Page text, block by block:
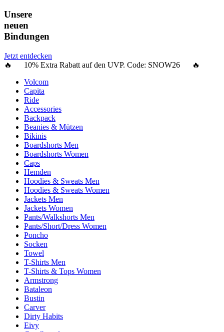
Unsere
neuen
Bindungen
Jetzt entdecken
🔥 10% Extra Rabatt auf den UVP. Code: SNOW26 🔥
Volcom
Capita
Ride
Accessories
Backpack
Beanies & Mützen
Bikinis
Boardshorts Men
Boardshorts Women
Caps
Hemden
Hoodies & Sweats Men
Hoodies & Sweats Women
Jackets Men
Jackets Women
Pants/Walkshorts Men
Pants/Short/Dress Women
Poncho
Socken
Towel
T-Shirts Men
T-Shirts & Tops Women
Armstrong
Bataleon
Bustin
Carver
Dirty Habits
Eivy